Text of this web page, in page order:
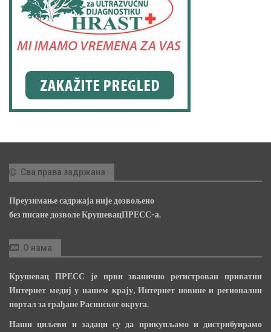
Сва права задржана
Преузимање садржаја није дозвољено
без писане дозволе КрушевацПРЕСС-а.
О нама
Крушевац ПРЕСС је први званично регистрован приватни
Интернет медиј у нашем крају, Интернет новине и регионални
портал за грађане Расинског округа.
Наши циљеви и задаци су да прикупљамо и дистрибуирамо